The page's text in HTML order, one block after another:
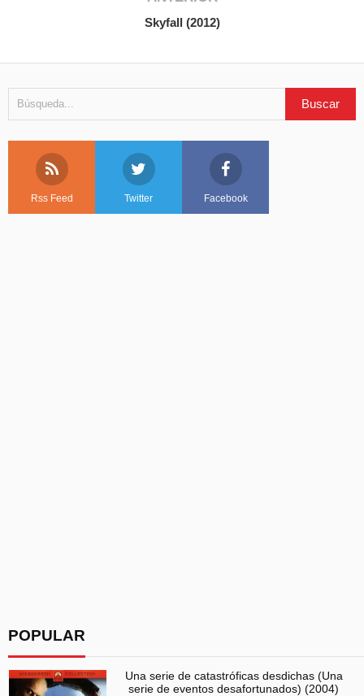
Skyfall (2012)
Rss Feed Twitter Facebook
POPULAR
Una serie de catastróficas desdichas (Una
serie de eventos desafortunados) (2004)